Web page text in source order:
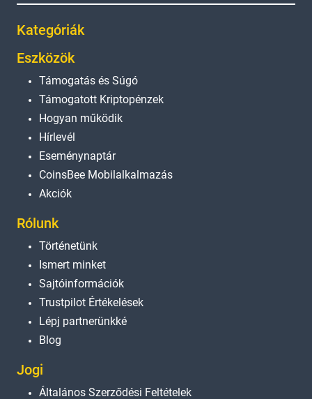
Kategóriák
Eszközök
Támogatás és Súgó
Támogatott Kriptopénzek
Hogyan működik
Hírlevél
Eseménynaptár
CoinsBee Mobilalkalmazás
Akciók
Rólunk
Történetünk
Ismert minket
Sajtóinformációk
Trustpilot Értékelések
Lépj partnerünkké
Blog
Jogi
Általános Szerződési Feltételek